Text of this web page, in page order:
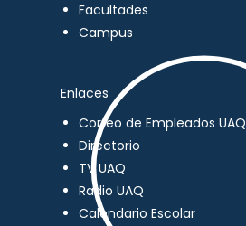
Facultades
Campus
Enlaces
Correo de Empleados UAQ
Directorio
TV UAQ
Radio UAQ
Calendario Escolar